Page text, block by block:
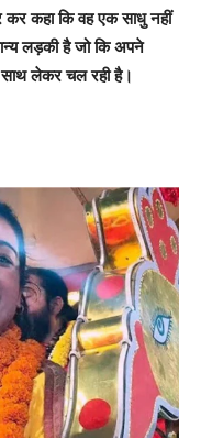
कहा कि वह एक साधु नहीं
लड़की है जो कि अपने
साथ लेकर चल रही है।